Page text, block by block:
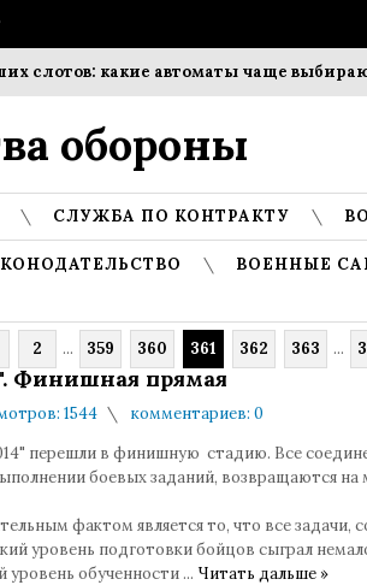
какие автоматы чаще выбирают
обороны
СЛУЖБА ПО КОНТРАКТУ
ВОЕННЫЕ
2 ... 359 360 361 362 363 ...
Финишная прямая
1544
комментариев: 0
перешли в финишную стадию. Все
боевых заданий, возвращаются на
фактом является то, что все задачи,
уровень подготовки бойцов сыграл
обученности ... Читать дальше »